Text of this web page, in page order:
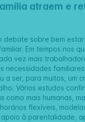
atraem e
debate sobre bem
Em tempos nos
vez mais
necessidades
a ser, para muitos, um
Vários estudos
como mais humanas,
flexíveis,
à parentalidade,